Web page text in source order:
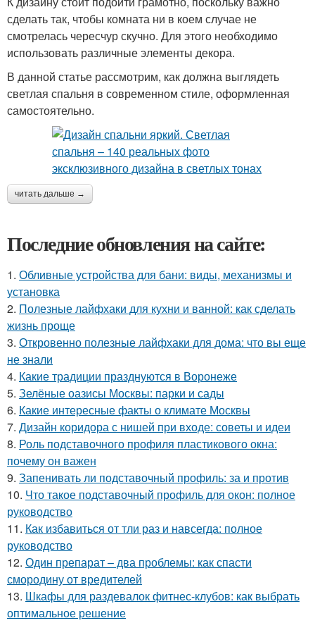
сделать так, чтобы комната ни в коем случае не
смотрелась чересчур скучно. Для этого необходимо
использовать различные элементы декора.
В данной статье рассмотрим, как должна выглядеть
светлая спальня в современном стиле, оформленная
самостоятельно.
читать дальше →
Последние обновления на сайте:
1. Обливные устройства для бани: виды, механизмы и
установка
2. Полезные лайфхаки для кухни и ванной: как сделать
жизнь проще
3. Откровенно полезные лайфхаки для дома: что вы еще
не знали
4. Какие традиции празднуются в Воронеже
5. Зелёные оазисы Москвы: парки и сады
6. Какие интересные факты о климате Москвы
7. Дизайн коридора с нишей при входе: советы и идеи
8. Роль подставочного профиля пластикового окна:
почему он важен
9. Запенивать ли подставочный профиль: за и против
10. Что такое подставочный профиль для окон: полное
руководство
11. Как избавиться от тли раз и навсегда: полное
руководство
12. Один препарат – два проблемы: как спасти
смородину от вредителей
13. Шкафы для раздевалок фитнес-клубов: как выбрать
оптимальное решение